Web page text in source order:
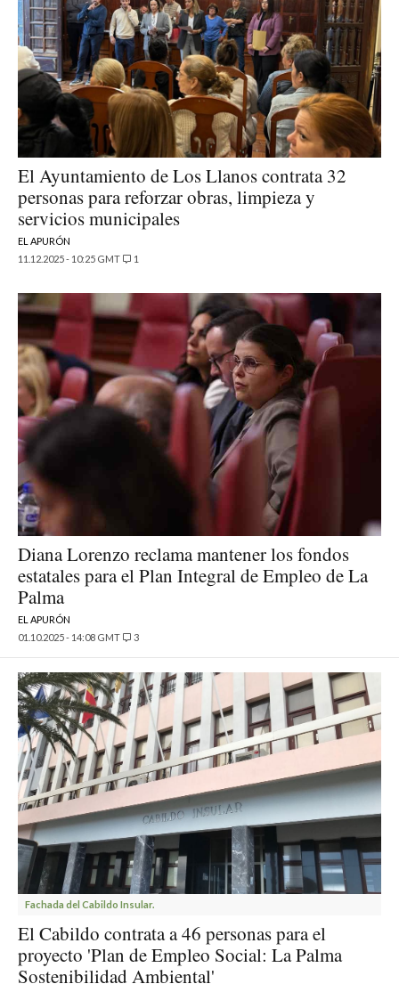
El Ayuntamiento de Los Llanos contrata 32
personas para reforzar obras, limpieza y
servicios municipales
EL APURÓN
11.12.2025 - 10:25 GMT
1
Diana Lorenzo reclama mantener los fondos
estatales para el Plan Integral de Empleo de La
Palma
EL APURÓN
01.10.2025 - 14:08 GMT
3
Fachada del Cabildo Insular.
El Cabildo contrata a 46 personas para el
proyecto 'Plan de Empleo Social: La Palma
Sostenibilidad Ambiental'